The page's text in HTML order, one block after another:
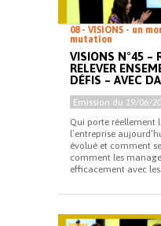
08 - VISIONS - un
mutation
VISIONS N°45 –
RELEVER
DÉFIS – AVEC
Emission du 19/06/
Qui porte réellement
l’entreprise
évolué et comment
comment les
efficacement avec les